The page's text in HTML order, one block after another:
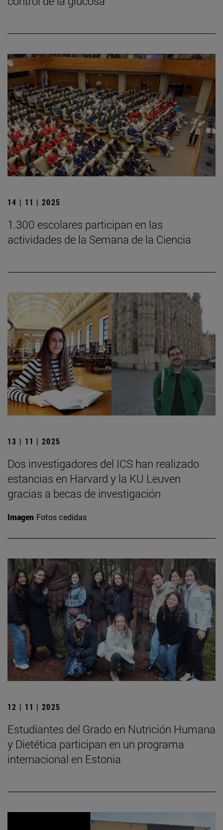
14 | 11 | 2025
1.300 escolares participan en las
actividades de la Semana de la Ciencia
13 | 11 | 2025
Dos investigadores del ICS han realizado
estancias en Harvard y la KU Leuven
gracias a becas de investigación
Imagen Fotos cedidas
12 | 11 | 2025
Estudiantes del Grado en Nutrición Humana
y Dietética participan en un programa
internacional en Estonia